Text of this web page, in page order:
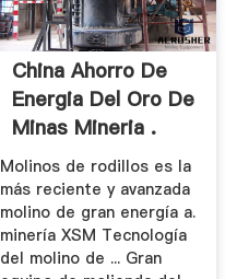
China Ahorro De
Energia Del Oro De
Minas Mineria .
Molinos de rodillos es la
más reciente y avanzada
molino de gran energía a.
minería XSM Tecnología
del molino de ... Gran